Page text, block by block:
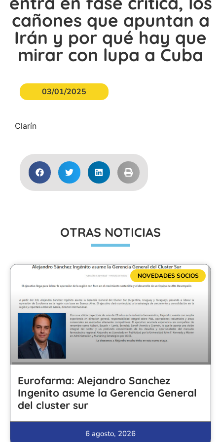
cañones que apuntan a
Irán y por qué hay que
mirar con lupa a Cuba
03/01/2025
Clarín
OTRAS NOTICIAS
NOVEDADES SOCIOS
Eurofarma: Alejandro Sanchez
Ingenito asume la Gerencia General
del cluster sur
6 agosto, 2026